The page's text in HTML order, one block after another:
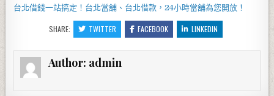
台北借錢一站搞定！ 台北當舖 、 台北借款 ，24小時當舖為您開放！
SHARE: TWITTER FACEBOOK LINKEDIN
Author: admin